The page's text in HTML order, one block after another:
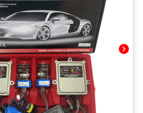
chevron_right